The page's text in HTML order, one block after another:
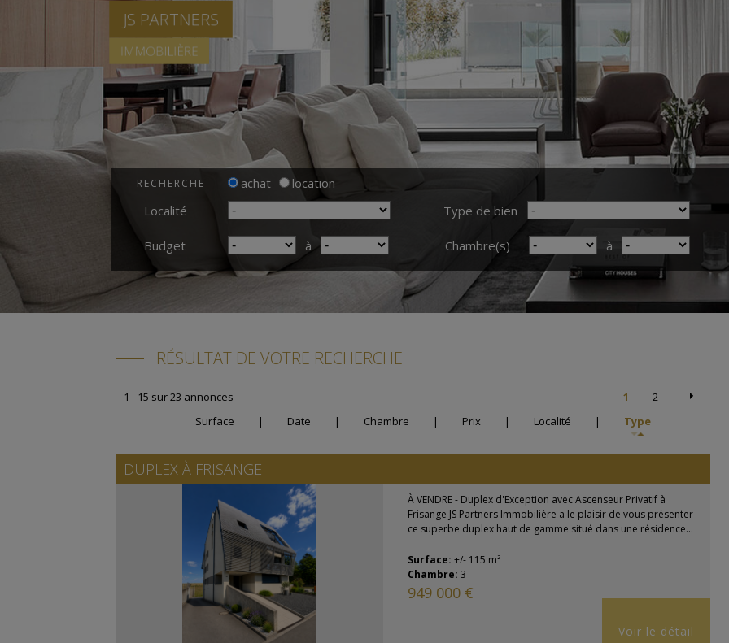
JS PARTNERS
IMMOBILIÈRE
RECHERCHE achat
location
Localité
Type de bien
Budget à Chambre(s) à
RÉSULTAT DE VOTRE RECHERCHE
1 - 15 sur 23 annonces 1
2
Surface
| Date | Chambre | Prix | Localité | Type
DUPLEX À FRISANGE
À VENDRE - Duplex d'Exception avec Ascenseur Privatif à
Frisange JS Partners Immobilière a le plaisir de vous présenter
ce superbe duplex haut de gamme situé dans une résidence...
Surface: +/- 115 m²
Chambre: 3
949 000 €
Voir le détail